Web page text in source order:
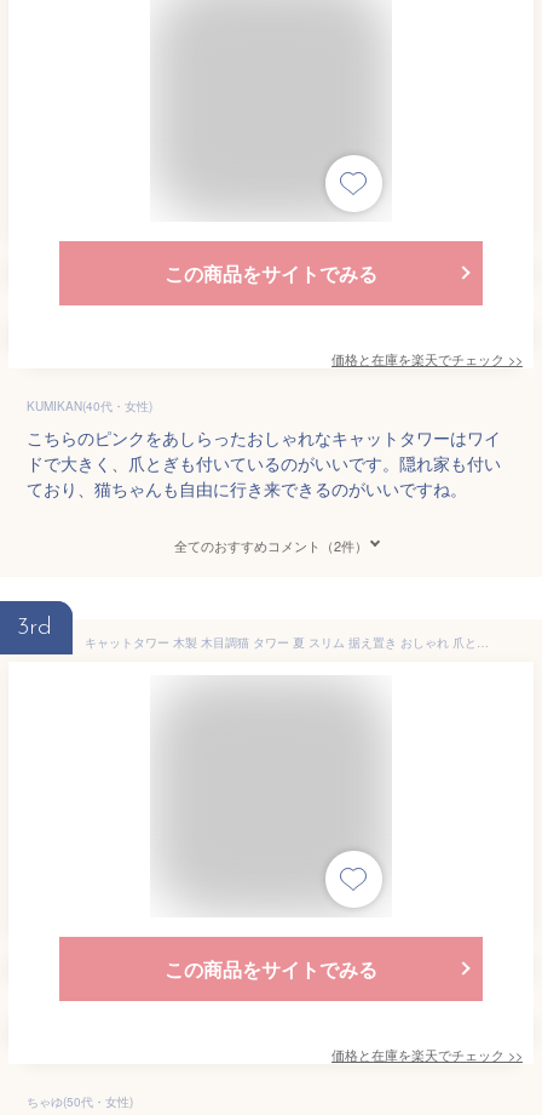
この商品をサイトでみる
価格と在庫を楽天でチェック >>
KUMIKAN(40代・女性)
こちらのピンクをあしらったおしゃれなキャットタワーはワイ
ドで大きく、爪とぎも付いているのがいいです。隠れ家も付い
ており、猫ちゃんも自由に行き来できるのがいいですね。
全てのおすすめコメント（2件）
3rd
キャットタワー 木製 木目調猫 タワー 夏 スリム 据え置き おしゃれ 爪とぎポール マット付き ネコ 猫用 多頭飼い 上りやすい 安定性抜群 小型猫 大型猫 高さ124.5cm ベージュ ブラウン ピンクベージュ
この商品をサイトでみる
価格と在庫を楽天でチェック >>
ちゃゆ(50代・女性)